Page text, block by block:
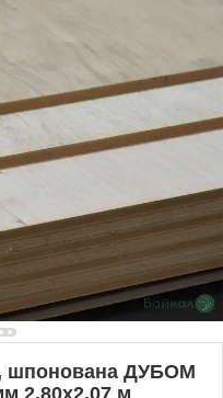
шпонована ДУБОМ
2,80х2,07 м